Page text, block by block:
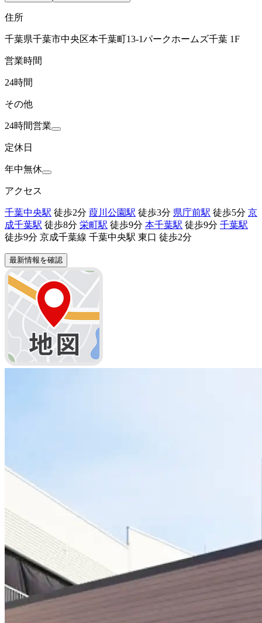
住所
千葉県千葉市中央区本千葉町13-1パークホームズ千葉 1F
営業時間
24時間
その他
24時間営業
定休日
年中無休
アクセス
千葉中央駅 徒歩2分 葭川公園駅 徒歩3分 県庁前駅 徒歩5分 京
成千葉駅 徒歩8分 栄町駅 徒歩9分 本千葉駅 徒歩9分 千葉駅
徒歩9分 京成千葉線 千葉中央駅 東口 徒歩2分
最新情報を確認